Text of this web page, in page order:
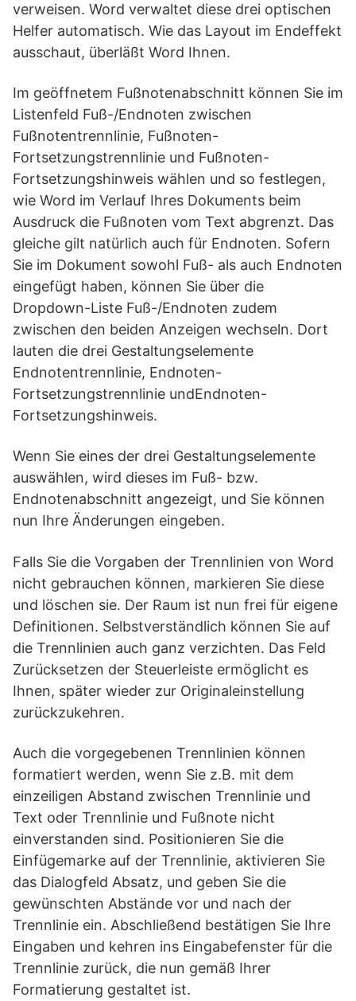
verweisen. Word verwaltet diese drei optischen
Helfer automatisch. Wie das Layout im Endeffekt
ausschaut, überläßt Word Ihnen.
Im geöffnetem Fußnotenabschnitt können Sie im
Listenfeld Fuß-/Endnoten zwischen
Fußnotentrennlinie, Fußnoten-
Fortsetzungstrennlinie und Fußnoten-
Fortsetzungshinweis wählen und so festlegen,
wie Word im Verlauf Ihres Dokuments beim
Ausdruck die Fußnoten vom Text abgrenzt. Das
gleiche gilt natürlich auch für Endnoten. Sofern
Sie im Dokument sowohl Fuß- als auch Endnoten
eingefügt haben, können Sie über die
Dropdown-Liste Fuß-/Endnoten zudem
zwischen den beiden Anzeigen wechseln. Dort
lauten die drei Gestaltungselemente
Endnotentrennlinie, Endnoten-
Fortsetzungstrennlinie undEndnoten-
Fortsetzungshinweis.
Wenn Sie eines der drei Gestaltungselemente
auswählen, wird dieses im Fuß- bzw.
Endnotenabschnitt angezeigt, und Sie können
nun Ihre Änderungen eingeben.
Falls Sie die Vorgaben der Trennlinien von Word
nicht gebrauchen können, markieren Sie diese
und löschen sie. Der Raum ist nun frei für eigene
Definitionen. Selbstverständlich können Sie auf
die Trennlinien auch ganz verzichten. Das Feld
Zurücksetzen der Steuerleiste ermöglicht es
Ihnen, später wieder zur Originaleinstellung
zurückzukehren.
Auch die vorgegebenen Trennlinien können
formatiert werden, wenn Sie z.B. mit dem
einzeiligen Abstand zwischen Trennlinie und
Text oder Trennlinie und Fußnote nicht
einverstanden sind. Positionieren Sie die
Einfügemarke auf der Trennlinie, aktivieren Sie
das Dialogfeld Absatz, und geben Sie die
gewünschten Abstände vor und nach der
Trennlinie ein. Abschließend bestätigen Sie Ihre
Eingaben und kehren ins Eingabefenster für die
Trennlinie zurück, die nun gemäß Ihrer
Formatierung gestaltet ist.